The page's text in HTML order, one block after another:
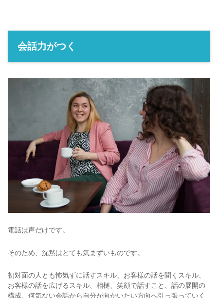
会話力がつく
電話は声だけです。
そのため、沈黙はとても気まずいものです。
初対面の人とも怖気ずに話すスキル、お客様の話を聞くスキル、
お客様の話を広げるスキル、相槌、笑顔で話すこと、話の展開の
構成、何気ない会話から自分が向かいたい方向へ引っ張っていく